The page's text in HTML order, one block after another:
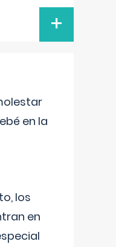
+
en la
los
en